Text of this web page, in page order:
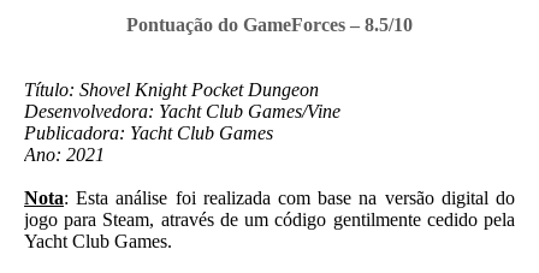
Pontuação do GameForces – 8.5/10
Título: Shovel Knight Pocket Dungeon
Desenvolvedora: Yacht Club Games/Vine
Publicadora: Yacht Club Games
Ano: 2021
Nota: Esta análise foi realizada com base na versão digital do
jogo para Steam, através de um código gentilmente cedido pela
Yacht Club Games.